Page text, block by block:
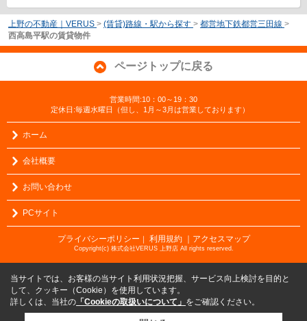
上野の不動産｜VERUS > (賃貸)路線・駅から探す > 都営地下鉄都営三田線 >
西高島平駅の賃貸物件
ページトップに戻る
営業時間:10：00～19：30
定休日:毎週水曜日（但し、1月～3月は営業しております）
ホーム
会社概要
お問い合わせ
PCサイト
プライバシーポリシー ｜ 利用規約 ｜アクセスマップ
Copyright(c) 株式会社VERUS 上野店 All rights reserved.
当サイトでは、お客様の当サイト利用状況把握、サービス向上検討を目的と
して、クッキー（Cookie）を使用しています。
詳しくは、当社の 「Cookieの取扱いについて」 をご確認ください。